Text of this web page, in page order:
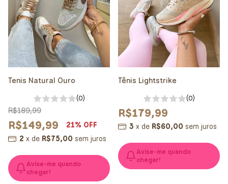
Tenis Natural Ouro
(0)
R$149,99
R$189,99
21% OFF
2 x de R$75,00 sem juros
Avise-me quando
chegar!
Tênis Lightstrike
(0)
R$179,99
3 x de R$60,00 sem juros
Avise-me quando
chegar!